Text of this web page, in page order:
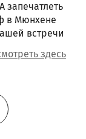
запечатлеть
в Мюнхене
встречи
здесь